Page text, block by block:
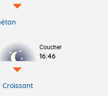
Coucher
16:46
Croissant